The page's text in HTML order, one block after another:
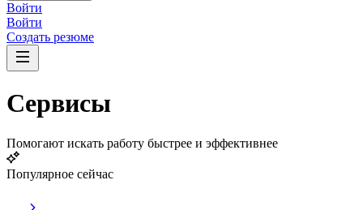
Войти
Войти
Создать резюме
Сервисы
Помогают искать работу быстрее и эффективнее
Популярное сейчас